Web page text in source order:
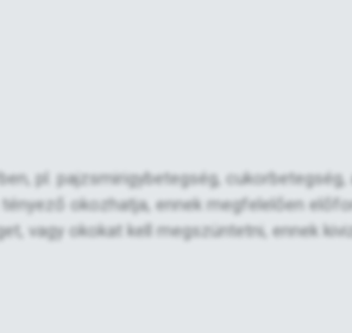
pl. pajzsmirigybetegség,
okozhatja, ennek megfelelően
vagy okokat kell megszüntetni, ennek